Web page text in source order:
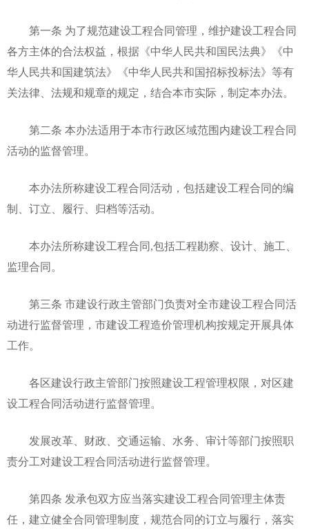
第一条 为了规范建设工程合同管理，维护建设工程合同
各方主体的合法权益，根据《中华人民共和国民法典》《中
华人民共和国建筑法》《中华人民共和国招标投标法》等有
关法律、法规和规章的规定，结合本市实际，制定本办法。
第二条 本办法适用于本市行政区域范围内建设工程合同
活动的监督管理。
本办法所称建设工程合同活动，包括建设工程合同的编
制、订立、履行、归档等活动。
本办法所称建设工程合同,包括工程勘察、设计、施工、
监理合同。
第三条 市建设行政主管部门负责对全市建设工程合同活
动进行监督管理，市建设工程造价管理机构按规定开展具体
工作。
各区建设行政主管部门按照建设工程管理权限，对区建
设工程合同活动进行监督管理。
发展改革、财政、交通运输、水务、审计等部门按照职
责分工对建设工程合同活动进行监督管理。
第四条 发承包双方应当落实建设工程合同管理主体责
任，建立健全合同管理制度，规范合同的订立与履行，落实